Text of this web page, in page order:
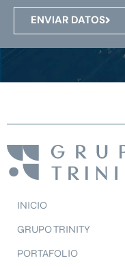
ENVIAR DATOS
INICIO
GRUPO TRINITY
PORTAFOLIO